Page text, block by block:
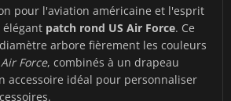
pour l'aviation américaine et l'esprit
élégant patch rond US Air Force. Ce
arbore fièrement les couleurs
Air Force, combinés à un drapeau
accessoire idéal pour personnaliser